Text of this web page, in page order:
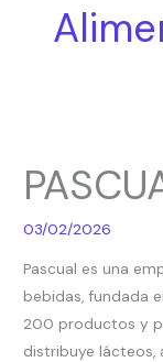
03/02/2026
Pascual es una
bebidas, fundada
200 productos y
distribuye lácteos,